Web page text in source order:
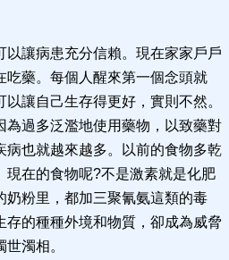
以讓病患充分信賴。現在家家戶戶
吃藥。每個人醒來第一個念頭就
讓自己生存得更好，實則不然。
為過多泛濫地使用藥物，以致藥對
病也就越來越多。以前的食物多乾
現在的食物呢?不是激素就是化肥
奶粉里，都加三聚氰氨這類的毒
存的種種外境和物質，卻成為威脅
濁相。